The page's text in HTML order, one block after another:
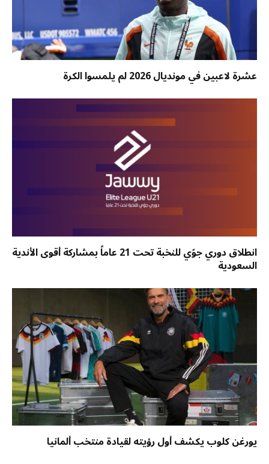
عشرة لاعبين في مونديال 2026 لم يلمسوا الكرة
انطلاق دوري جوّي للنخبة تحت 21 عاماً بمشاركة أقوى الأندية
السعودية
يورغن كلوب يكشف أول رؤيته لقيادة منتخب ألمانيا